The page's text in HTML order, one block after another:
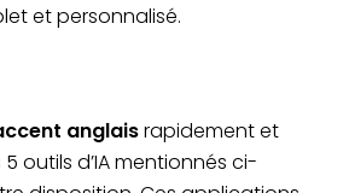
et personnalisé.
anglaisrapidement et
outils d’IA mentionnés ci-